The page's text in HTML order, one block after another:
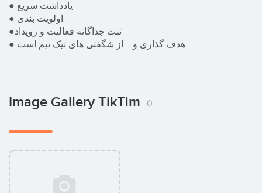
● یادداشت سریع
● اولویت بندی
●ثبت جداگانه فعالیت و رویداد
● هدف گذاری و... از شگفتی های تیک تیم است.
Image Gallery TikTim 0